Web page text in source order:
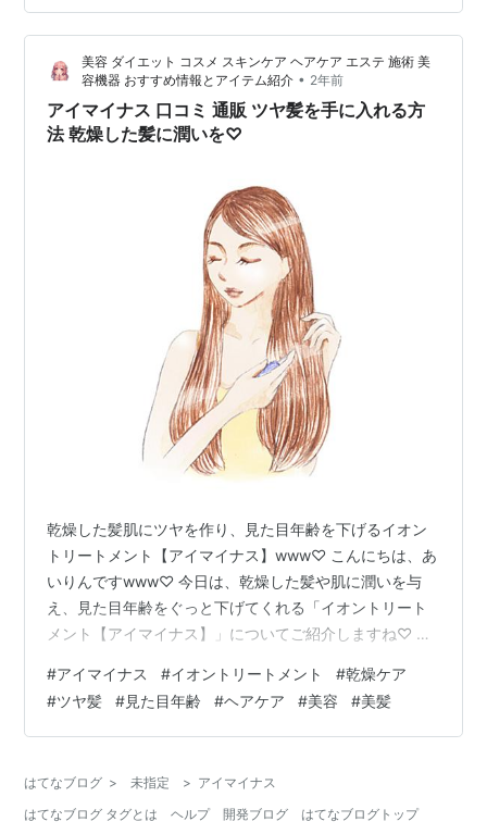
ーん…分からないっキュねぇ… そこで、こちらの記事で
は以下のような内容についてご紹介していきます！ １．
髪質がごわごわ・パサパサになって…
美容 ダイエット コスメ スキンケア ヘアケア エステ 施術 美
容機器 おすすめ情報とアイテム紹介 • 2年前
アイマイナス 口コミ 通販 ツヤ髪を手に入れる方
法 乾燥した髪に潤いを♡
乾燥した髪肌にツヤを作り、見た目年齢を下げるイオン
トリートメント【アイマイナス】www♡ こんにちは、あ
いりんですwww♡ 今日は、乾燥した髪や肌に潤いを与
え、見た目年齢をぐっと下げてくれる「イオントリート
メント【アイマイナス】」についてご紹介しますね♡ パ
このトリートメントは救世主となるかもしれません♪ アイ
マイナスの特徴 1. 水分が鍵！髪の内部から潤す 「アイマ
イナス」は、オイルやクリームではなく、水分が必要だ
た髪に潤いを与えるために、70種類のミネラルを含む海
洋深層水と24種類の野生植物…
#アイマイナス #イオントリートメント #乾燥ケア
#ツヤ髪 #見た目年齢 #ヘアケア #美容 #美髪
はてなブログ > 未指定 > アイマイナス
はてなブログ タグとは
ヘルプ 開発ブログ はてなブログトップ